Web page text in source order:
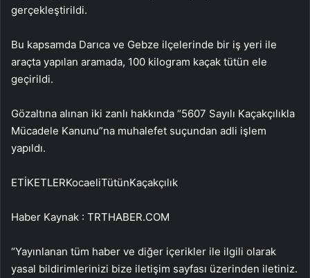
gerçekleştirildi.
Bu kapsamda Darıca ve Gebze ilçelerinde bir iş yeri ile
araçta yapılan aramada, 100 kilogram kaçak tütün ele
geçirildi.
Gözaltına alınan iki zanlı hakkında “5607 Sayılı Kaçakçılıkla
Mücadele Kanunu”na muhalefet suçundan adli işlem
yapıldı.
ETİKETLERKocaeliTütünKaçakçılık
Haber Kaynak : TRTHABER.COM
“Yayınlanan tüm haber ve diğer içerikler ile ilgili olarak
yasal bildirimlerinizi bize iletişim sayfası üzerinden iletiniz.